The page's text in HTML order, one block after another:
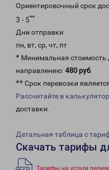
Ориентировочный срок
3 - 5**
Дни отправки
пн, вт, ср, чт, пт
* Минимальная стоимость
направлению: 480 руб.
** Срок перевозки
Рассчитайте в
доставки.
Детальная таблица с
Скачать тарифы